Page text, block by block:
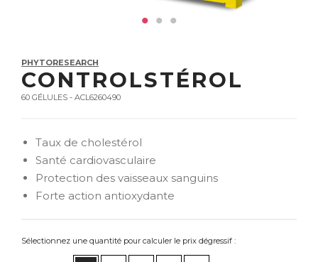
PHYTORESEARCH
CONTROLSTÉROL
60 GÉLULES - ACL6260490
Taux de cholestérol
Santé cardiovasculaire
Protection des vaisseaux sanguins
Forte action antioxydante
Sélectionnez une quantité pour calculer le prix dégressif :